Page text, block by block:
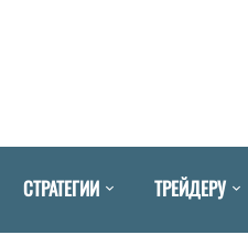
СТРАТЕГИИ ТРЕЙДЕРУ